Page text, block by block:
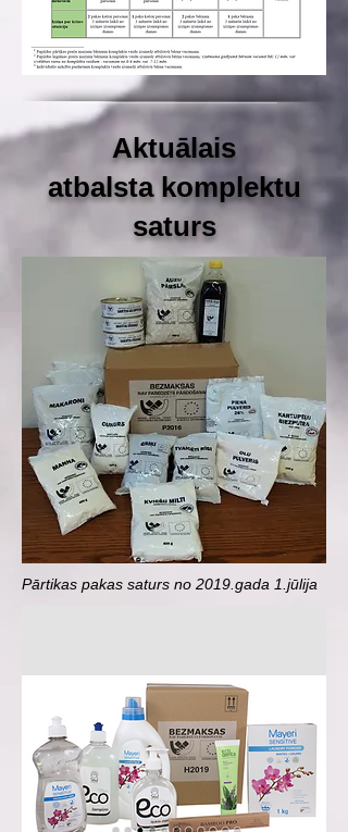
Aktuālais
atbalsta komplektu
saturs
Pārtikas pakas saturs no 2019.gada 1.jūlija